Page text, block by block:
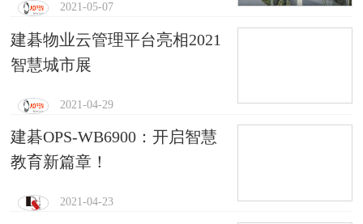
2021-05-07
建碁物业云管理平台亮相2021
智慧城市展
2021-04-29
建碁OPS-WB6900：开启智慧
教育新篇章！
2021-04-23